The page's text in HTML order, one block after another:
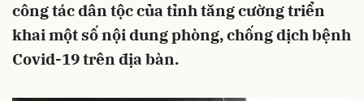
công tác dân tộc của tỉnh tăng cường triển
khai một số nội dung phòng, chống dịch bệnh
Covid-19 trên địa bàn.